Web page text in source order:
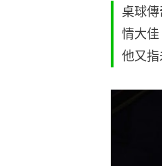
桌球
情大佳
他又指